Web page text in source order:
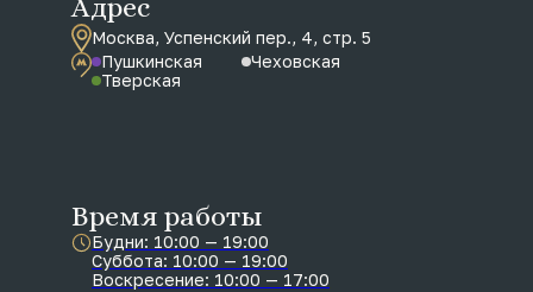
Адрес
Москва, Успенский пер., 4, стр. 5
Пушкинская
Чеховская
Тверская
Время работы
Будни: 10:00 — 19:00
Суббота: 10:00 — 19:00
Воскресение: 10:00 — 17:00